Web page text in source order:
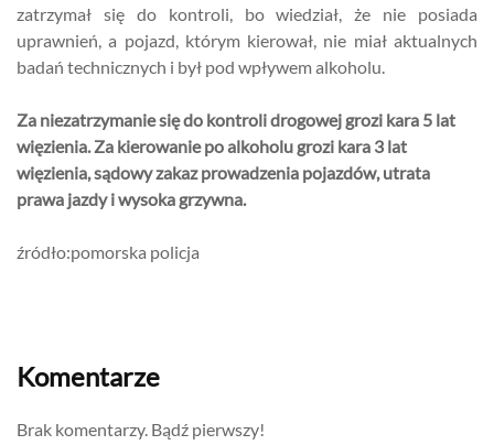
zatrzymał się do kontroli, bo wiedział, że nie posiada
uprawnień, a pojazd, którym kierował, nie miał aktualnych
badań technicznych i był pod wpływem alkoholu.
Za niezatrzymanie się do kontroli drogowej grozi kara 5 lat
więzienia. Za kierowanie po alkoholu grozi kara 3 lat
więzienia, sądowy zakaz prowadzenia pojazdów, utrata
prawa jazdy i wysoka grzywna.
źródło:pomorska policja
Komentarze
Brak komentarzy. Bądź pierwszy!